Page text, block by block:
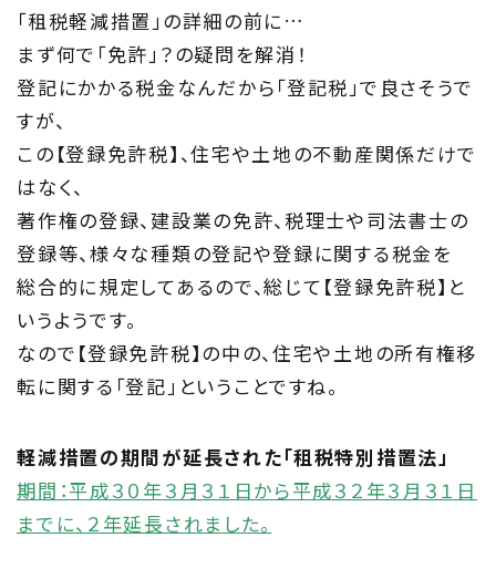
Information
家づくりに役立つ情報
Maintenance
家のメンテナンス
じゅうmado
住宅相談窓口 じゅうmado
「租税軽減措置」の詳細の前に…
まず何で「免許」？の疑問を解消！
登記にかかる税金なんだから「登記税」で良さそうで
すが、
この【登録免許税】、住宅や土地の不動産関係だけで
はなく、
著作権の登録、建設業の免許、税理士や司法書士の
登録等、様々な種類の登記や登録に関する税金を
総合的に規定してあるので、総じて【登録免許税】と
いうようです。
なので【登録免許税】の中の、住宅や土地の所有権移
転に関する「登記」ということですね。
軽減措置の期間が延長された「租税特別措置法」
期間：平成３０年３月３１日から平成３２年３月３１日
までに、２年延長されました。